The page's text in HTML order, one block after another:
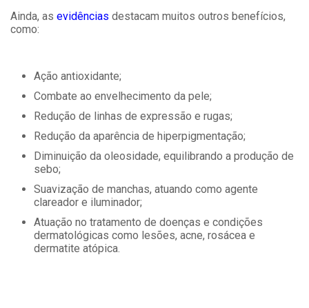
Ainda, as evidências destacam muitos outros benefícios,
como:
Ação antioxidante;
Combate ao envelhecimento da pele;
Redução de linhas de expressão e rugas;
Redução da aparência de hiperpigmentação;
Diminuição da oleosidade, equilibrando a produção de
sebo;
Suavização de manchas, atuando como agente
clareador e iluminador;
Atuação no tratamento de doenças e condições
dermatológicas como lesões, acne, rosácea e
dermatite atópica.